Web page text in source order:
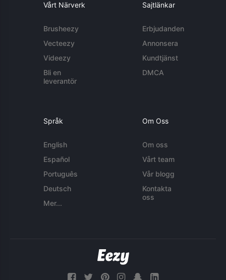
Vårt Närverk
Brusheezy
Vecteezy
Videezy
Bli en
leverantör
Sajtlänkar
Erbjudanden
Annonsera
Kundtjänst
DMCA
Språk
English
Español
Português
Deutsch
Mer...
Om Oss
Om oss
Vårt team
Vår blogg
Kontakta
oss